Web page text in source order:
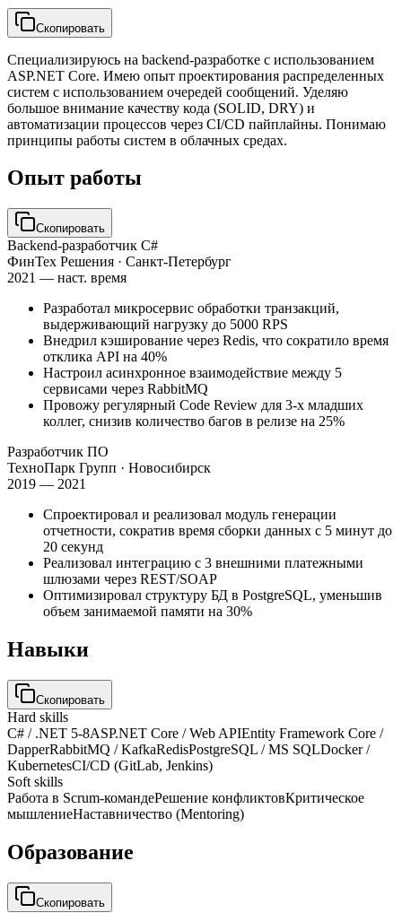
Скопировать
Специализируюсь на backend-разработке с использованием
ASP.NET Core. Имею опыт проектирования распределенных
систем с использованием очередей сообщений. Уделяю
большое внимание качеству кода (SOLID, DRY) и
автоматизации процессов через CI/CD пайплайны. Понимаю
принципы работы систем в облачных средах.
Опыт работы
Скопировать
Backend-разработчик C#
ФинТех Решения · Санкт-Петербург
2021 — наст. время
Разработал микросервис обработки транзакций,
выдерживающий нагрузку до 5000 RPS
Внедрил кэширование через Redis, что сократило время
отклика API на 40%
Настроил асинхронное взаимодействие между 5
сервисами через RabbitMQ
Провожу регулярный Code Review для 3-х младших
коллег, снизив количество багов в релизе на 25%
Разработчик ПО
ТехноПарк Групп · Новосибирск
2019 — 2021
Спроектировал и реализовал модуль генерации
отчетности, сократив время сборки данных с 5 минут до
20 секунд
Реализовал интеграцию с 3 внешними платежными
шлюзами через REST/SOAP
Оптимизировал структуру БД в PostgreSQL, уменьшив
объем занимаемой памяти на 30%
Навыки
Скопировать
Hard skills
C# / .NET 5-8ASP.NET Core / Web APIEntity Framework Core /
DapperRabbitMQ / KafkaRedisPostgreSQL / MS SQLDocker /
KubernetesCI/CD (GitLab, Jenkins)
Soft skills
Работа в Scrum-командеРешение конфликтовКритическое
мышлениеНаставничество (Mentoring)
Образование
Скопировать